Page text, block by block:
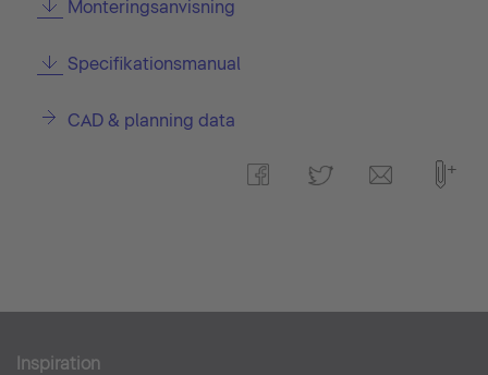
Monteringsanvisning
Specifikationsmanual
CAD & planning data
Inspiration